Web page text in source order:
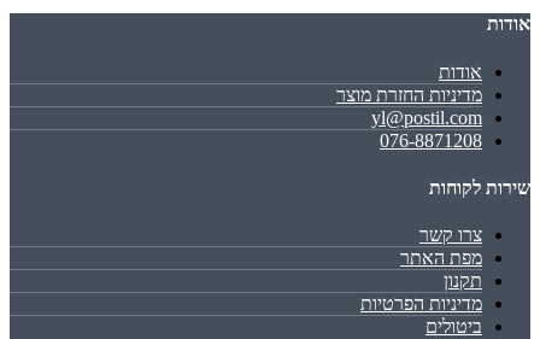
אודות
אודות
מדיניות החזרת מוצר
yl@postil.com
076-8871208
שירות לקוחות
צרו קשר
מפת האתר
תקנון
מדיניות הפרטיות
ביטולים